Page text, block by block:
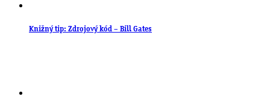
Knižný tip: Zdrojový kód – Bill Gates